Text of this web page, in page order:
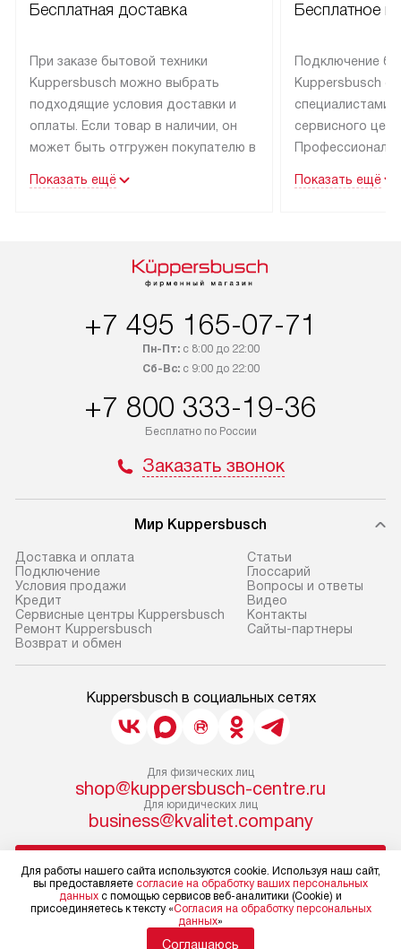
Бесплатная доставка
При заказе бытовой техники
Kuppersbusch можно выбрать
подходящие условия доставки и
оплаты. Если товар в наличии, он
может быть отгружен покупателю в
специальным лейблом
дополнительно. Возможна
Показать ещё
Бесплатное
Подключение
Kuppersbusch
специалистами
сервисного
эксплуатации
Показать ещё
+7 495 165-07-71
Пн-Пт:с 8:00 до 22:00
Сб-Вс:с 9:00 до 22:00
+7 800 333-19-36
Бесплатно по России
Заказать звонок
Мир Kuppersbusch
Доставка и оплата
Подключение
Условия продажи
Кредит
Сервисные центры Kuppersbusch
Ремонт Kuppersbusch
Возврат и обмен
Cтатьи
Глоссарий
Вопросы и ответы
Видео
Контакты
Сайты-партнеры
Kuppersbusch в социальных сетях
Для физических лиц
shop@kuppersbusch-centre.ru
Для юридических лиц
business@kvalitet.company
Политика конфиденциальности
Условия продажи
Карта сайта
Для работы нашего сайта используются cookie. Используя наш сайт,
вы предоставляете согласие на обработку ваших персональных
данных с помощью сервисов веб-аналитики (Cookie) и
присоединяетесь к тексту «Согласия на обработку персональных
данных»
Соглашаюсь